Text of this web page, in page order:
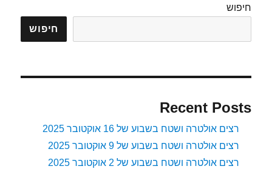
חיפוש
חיפוש
Recent Posts
רצים אולטרה ושטח בשבוע של 16 אוקטובר 2025
רצים אולטרה ושטח בשבוע של 9 אוקטובר 2025
רצים אולטרה ושטח בשבוע של 2 אוקטובר 2025